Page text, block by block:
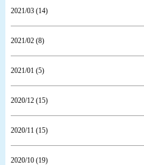
2021/03 (14)
2021/02 (8)
2021/01 (5)
2020/12 (15)
2020/11 (15)
2020/10 (19)